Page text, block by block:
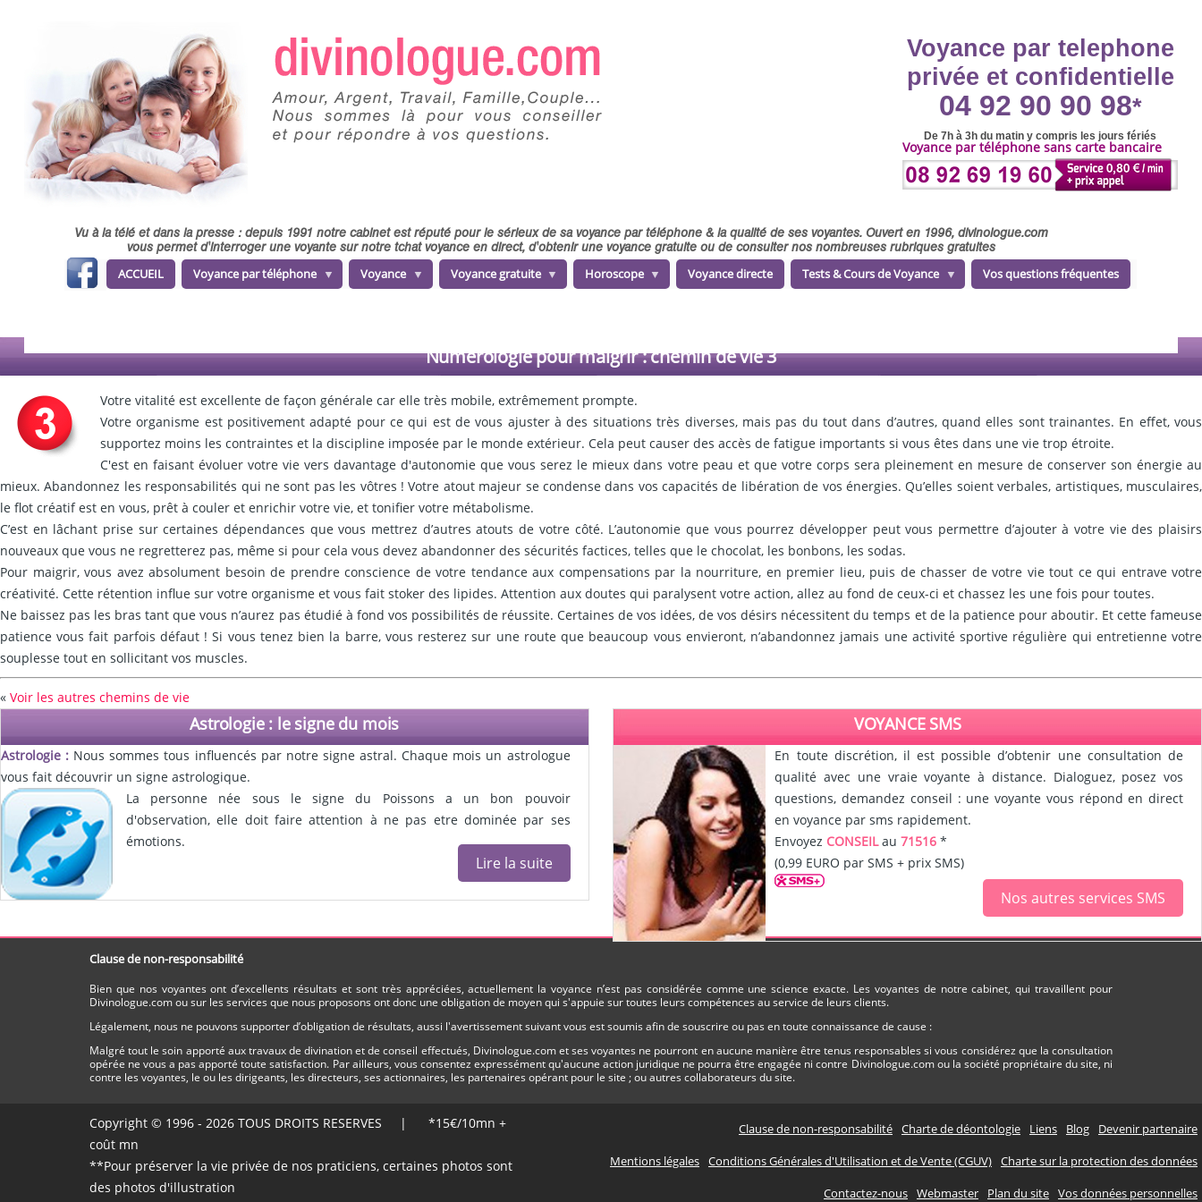
Voyance par telephone
privée et confidentielle
04 92 90 90 98*
De 7h à 3h du matin y compris les jours fériés
Voyance par téléphone sans carte bancaire
Vu à la télé et dans la presse : depuis 1991 notre cabinet est réputé pour le sérieux de sa voyance par téléphone & la qualité de ses voyantes. Ouvert en 1996, divinologue.com
vous permet d'interroger une voyante sur notre tchat voyance en direct, d'obtenir une voyance gratuite ou de consulter nos nombreuses rubriques gratuites
fa
ce
b
ACCUEIL Voyance par téléphone Voyance Voyance gratuite Horoscope Voyance directe Tests & Cours de Voyance Vos questions fréquentes
Numérologie pour maigrir : chemin de vie 3
Votre vitalité est excellente de façon générale car elle très mobile, extrêmement prompte.
Votre organisme est positivement adapté pour ce qui est de vous ajuster à des situations très diverses, mais pas du tout dans d’autres, quand elles sont trainantes. En effet, vous
supportez moins les contraintes et la discipline imposée par le monde extérieur. Cela peut causer des accès de fatigue importants si vous êtes dans une vie trop étroite.
C'est en faisant évoluer votre vie vers davantage d'autonomie que vous serez le mieux dans votre peau et que votre corps sera pleinement en mesure de conserver son énergie au
mieux. Abandonnez les responsabilités qui ne sont pas les vôtres ! Votre atout majeur se condense dans vos capacités de libération de vos énergies. Qu’elles soient verbales, artistiques, musculaires,
le flot créatif est en vous, prêt à couler et enrichir votre vie, et tonifier votre métabolisme.
C’est en lâchant prise sur certaines dépendances que vous mettrez d’autres atouts de votre côté. L’autonomie que vous pourrez développer peut vous permettre d’ajouter à votre vie des plaisirs
nouveaux que vous ne regretterez pas, même si pour cela vous devez abandonner des sécurités factices, telles que le chocolat, les bonbons, les sodas.
Pour maigrir, vous avez absolument besoin de prendre conscience de votre tendance aux compensations par la nourriture, en premier lieu, puis de chasser de votre vie tout ce qui entrave votre
créativité. Cette rétention influe sur votre organisme et vous fait stoker des lipides. Attention aux doutes qui paralysent votre action, allez au fond de ceux-ci et chassez les une fois pour toutes.
Ne baissez pas les bras tant que vous n’aurez pas étudié à fond vos possibilités de réussite. Certaines de vos idées, de vos désirs nécessitent du temps et de la patience pour aboutir. Et cette fameuse
patience vous fait parfois défaut ! Si vous tenez bien la barre, vous resterez sur une route que beaucoup vous envieront, n’abandonnez jamais une activité sportive régulière qui entretienne votre
souplesse tout en sollicitant vos muscles.
« Voir les autres chemins de vie
Astrologie : le signe du mois
Astrologie : Nous sommes tous influencés par notre signe astral. Chaque mois un astrologue
vous fait découvrir un signe astrologique.
La personne née sous le signe du Poissons a un bon pouvoir
d'observation, elle doit faire attention à ne pas etre dominée par ses
émotions.
Lire la suite
VOYANCE SMS
En toute discrétion, il est possible d’obtenir une consultation de
qualité avec une vraie voyante à distance. Dialoguez, posez vos
questions, demandez conseil : une voyante vous répond en direct
en voyance par sms rapidement.
Envoyez CONSEILau71516*
(0,99 EURO par SMS + prix SMS)
Nos autres services SMS
Clause de non-responsabilité
Bien que nos voyantes ont d’excellents résultats et sont très appréciées, actuellement la voyance n’est pas considérée comme une science exacte. Les voyantes de notre cabinet, qui travaillent pour
Divinologue.com ou sur les services que nous proposons ont donc une obligation de moyen qui s'appuie sur toutes leurs compétences au service de leurs clients.
Légalement, nous ne pouvons supporter d’obligation de résultats, aussi l'avertissement suivant vous est soumis afin de souscrire ou pas en toute connaissance de cause :
Malgré tout le soin apporté aux travaux de divination et de conseil effectués, Divinologue.com et ses voyantes ne pourront en aucune manière être tenus responsables si vous considérez que la consultation
opérée ne vous a pas apporté toute satisfaction. Par ailleurs, vous consentez expressément qu'aucune action juridique ne pourra être engagée ni contre Divinologue.com ou la société propriétaire du site, ni
contre les voyantes, le ou les dirigeants, les directeurs, ses actionnaires, les partenaires opérant pour le site ; ou autres collaborateurs du site.
Copyright © 1996 - 2026 TOUS DROITS RESERVES | *15€/10mn +
coût mn
**Pour préserver la vie privée de nos praticiens, certaines photos sont
des photos d'illustration
Devenir partenaire
Blog
Liens
Charte de déontologie
Clause de non-responsabilité
Charte sur la protection des données
Conditions Générales d'Utilisation et de Vente (CGUV)
Mentions légales
Vos données personnelles
Plan du site
Webmaster
Contactez-nous